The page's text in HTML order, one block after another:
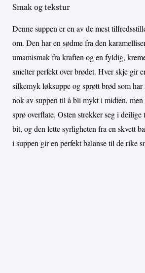
Smak og tekstur
Denne suppen er en av de mest
om. Den har en sødme fra den
umamismak fra kraften og en fyldig,
smelter perfekt over brødet. Hver skje gir
silkemyk løksuppe og sprøtt brød som
nok av suppen til å bli mykt i midten, men
sprø overflate. Osten strekker seg i deilige
bit, og den lette syrligheten fra en skvett
i suppen gir en perfekt balanse til de rike